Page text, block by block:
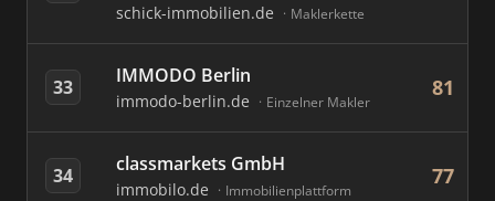
schick-immobilien.de Maklerkette
33 IMMODO Berlin
immodo-berlin.de Einzelner Makler
81
34 classmarkets GmbH
immobilo.de Immobilienplattform
77